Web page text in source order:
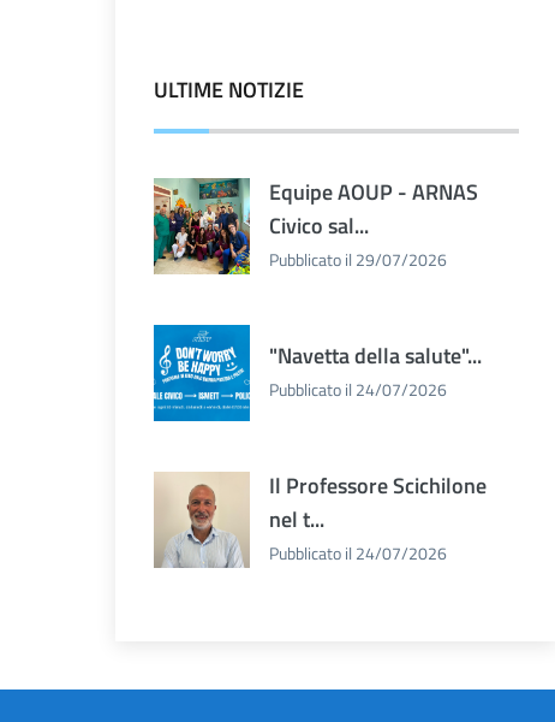
ULTIME NOTIZIE
Equipe AOUP - ARNAS
Civico sal...
Pubblicato il 29/07/2026
"Navetta della salute"...
Pubblicato il 24/07/2026
Il Professore Scichilone
nel t...
Pubblicato il 24/07/2026